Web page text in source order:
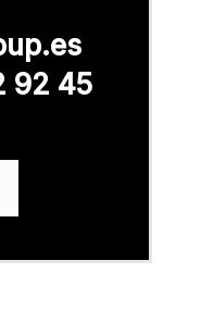
92 45